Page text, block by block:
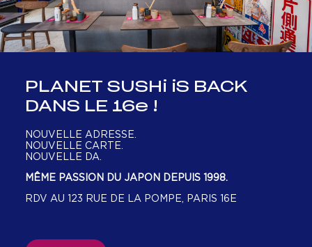
PLANET SUSHi iS BACK
DANS LE 16e !
NOUVELLE ADRESSE.
NOUVELLE CARTE.
NOUVELLE DA.
MÊME PASSION DU JAPON DEPUIS 1998.
RDV AU 123 RUE DE LA POMPE, PARIS 16E